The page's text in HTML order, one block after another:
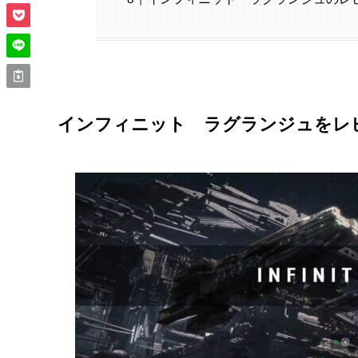
インフィニット ラグランジュをレ